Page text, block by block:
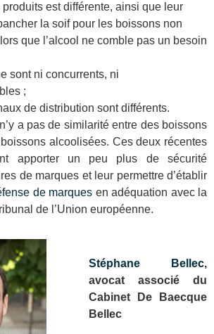
produits est différente, ainsi que leur
la soif pour les boissons non
que l’alcool ne comble pas un besoin
sont ni concurrents, ni
;
de distribution sont différents.
a pas de similarité entre des boissons
alcoolisées. Ces deux récentes
apporter un peu plus de sécurité
de marques et leur permettre d’établir
de marques en adéquation avec la
de l’Union européenne.
Stéphane Bellec,
avocat associé du
Cabinet De Baecque
Bellec